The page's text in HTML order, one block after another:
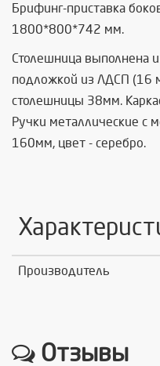
Брифинг-приставка
1800*800*742 мм.
Столешница выполнена
подложкой из ЛДСП (16
столешницы 38мм.
Ручки металлические с
160мм, цвет - серебро.
Производитель
Отзывы